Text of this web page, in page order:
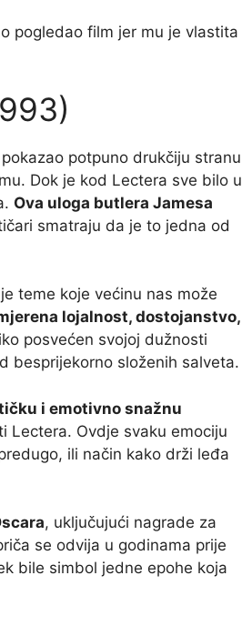
pogledao film jer mu je vlastita
potpuno drukčiju stranu
Dok je kod Lectera sve bilo u
Ova uloga butlera Jamesa
smatraju da je to jedna od
teme koje većinu nas može
lojalnost, dostojanstvo,
posvećen svojoj dužnosti
besprijekorno složenih salveta.
i emotivno snažnu
Lectera. Ovdje svaku emociju
ili način kako drži leđa
, uključujući nagrade za
se odvija u godinama prije
bile simbol jedne epohe koja